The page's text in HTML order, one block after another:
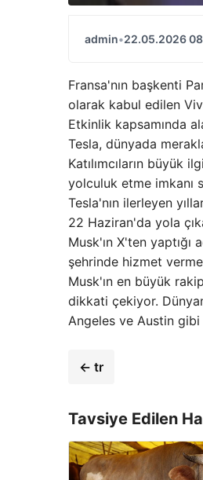
admin•22.05.2026
Fransa'nın başkenti
olarak kabul edilen
Etkinlik kapsamında
Tesla, dünyada
Katılımcıların
yolculuk etme imkanı
Tesla'nın ilerleyen
22 Haziran'da yola
Musk'ın X'ten
şehrinde hizmet
Musk'ın en büyük
dikkati çekiyor.
Angeles ve Austin
← tr
Tavsiye Edilen